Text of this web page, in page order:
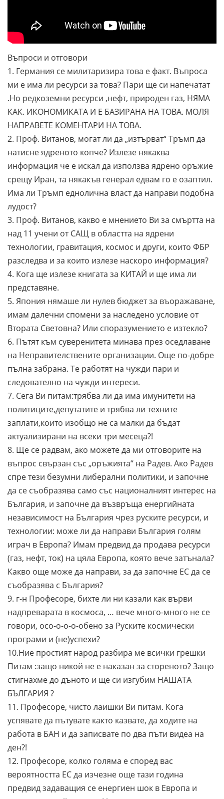
Въпроси и отговори
1. Германия се милитаризира това е факт. Въпроса
ми е има ли ресурси за това? Пари ще си напечатат
.Но редкоземни ресурси ,нефт, природен газ, НЯМА
КАК. ИКОНОМИКАТА И Е БАЗИРАНА НА ТОВА. МОЛЯ
НАПРАВЕТЕ КОМЕНТАРИ НА ТОВА.
2. Проф. Витанов, могат ли да „изтърват“ Тръмп да
натисне ядреното копче? Излезе някаква
информация че е искал да използва ядрено оръжие
срещу Иран, та някакъв генерал едвам го е озаптил.
Има ли Тръмп еднолична власт да направи подобна
лудост?
3. Проф. Витанов, какво е мнението Ви за смъртта на
над 11 учени от САЩ в областта на ядрени
технологии, гравитация, космос и други, които ФБР
разследва и за които излезе наскоро информация?
4. Кога ще излезе книгата за КИТАЙ и ще има ли
представяне.
5. Япония нямаше ли нулев бюджет за въоражаване,
имам далечни спомени за наследено условие от
Втората Световна? Или споразумението е изтекло?
6. Пътят към суверенитета минава през оседлаване
на Неправителствените организации. Още по-добре
пълна забрана. Те работят на чужди пари и
следователно на чужди интереси.
7. Сега Ви питам:трябва ли да има имунитети на
политиците,депутатите и трябва ли техните
заплати,които изобщо не са малки да бъдат
актуализирани на всеки три месеца?!
8. Ще се радвам, ако можете да ми отговорите на
въпрос свързан със „оръжията“ на Радев. Ако Радев
спре тези безумни либерални политики, и започне
да се съобразява само със националният интерес на
България, и започне да възвръща енергийната
независимост на България чрез руските ресурси, и
технологии: може ли да направи България голям
играч в Европа? Имам предвид да продава ресурси
(газ, нефт, ток) на цяла Европа, която вече затънала?
Какво още може да направи, за да започне ЕС да се
съобразява с България?
9. г-н Професоре, бихте ли ни казали как върви
надпреварата в космоса, … вече много-много не се
говори, осо-о-о-о-обено за Руските космически
програми и (не)успехи?
10.Ние простият народ разбира ме всички грешки
Питам :защо никой не е наказан за стореното? Защо
стигнахме до дъното и ще си изгубим НАШАТА
БЪЛГАРИЯ ?
11. Професоре, чисто лаишки Ви питам. Кога
успявате да пътувате както казвате, да ходите на
работа в БАН и да записвате по два пъти видеа на
ден?!
12. Професоре, колко голяма е според вас
вероятността ЕС да изчезне още тази година
предвид задаващия се енергиен шок в Европа и